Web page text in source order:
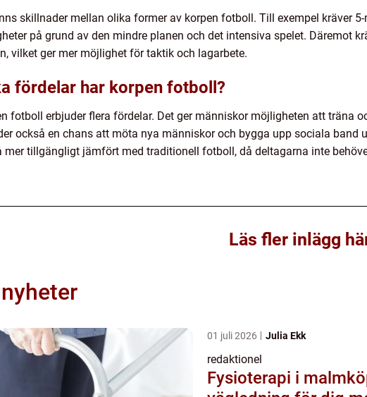
skillnader mellan olika former av korpen fotboll. Till exempel kräver
på grund av den mindre planen och det intensiva spelet. Däremot
vilket ger mer möjlighet för taktik och lagarbete.
fördelar har korpen fotboll?
fotboll erbjuder flera fördelar. Det ger människor möjligheten att träna
också en chans att möta nya människor och bygga upp sociala band
mer tillgängligt jämfört med traditionell fotboll, då deltagarna inte
Läs fler inlägg
01 juli 2026 Julia Ekk
redaktionel
Fysioterapi i